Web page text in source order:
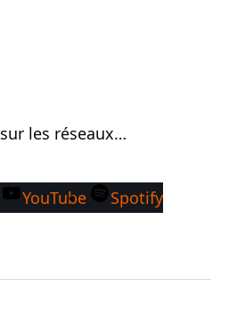
sur les réseaux…
YouTube Spotify